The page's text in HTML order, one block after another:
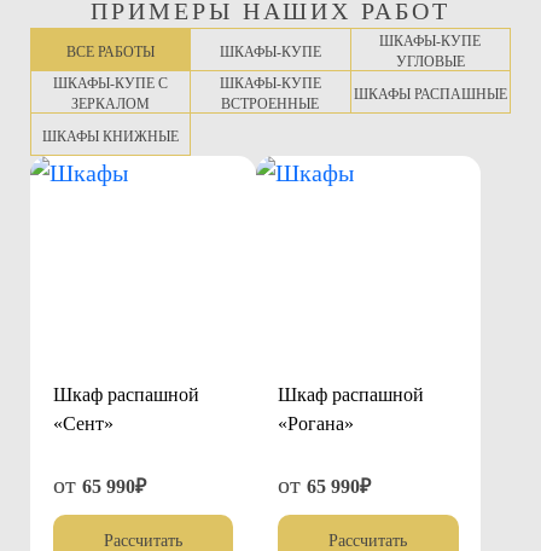
ПРИМЕРЫ НАШИХ РАБОТ
ВСЕ РАБОТЫ ШКАФЫ-КУПЕ
ШКАФЫ-КУПЕ
УГЛОВЫЕ
ШКАФЫ-КУПЕ С
ЗЕРКАЛОМ
ШКАФЫ-КУПЕ
ВСТРОЕННЫЕ
ШКАФЫ РАСПАШНЫЕ
ШКАФЫ КНИЖНЫЕ
Шкаф распашной
«Сент»
от 65 990₽
Рассчитать
Шкаф распашной
«Рогана»
от65 990₽
Рассчитать